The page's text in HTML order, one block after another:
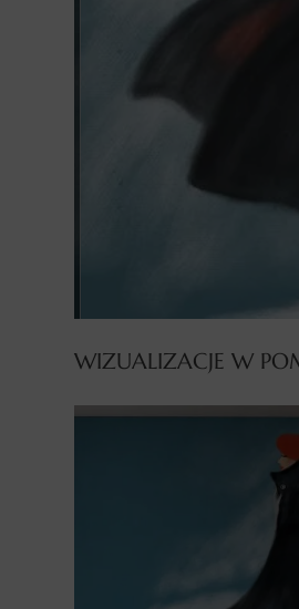
WIZUALIZACJE W